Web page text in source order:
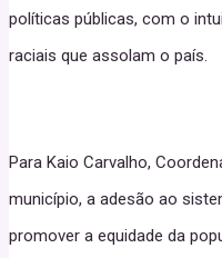
políticas públicas, com o
raciais que assolam o país.
Para Kaio Carvalho,
município, a adesão ao
promover a equidade da